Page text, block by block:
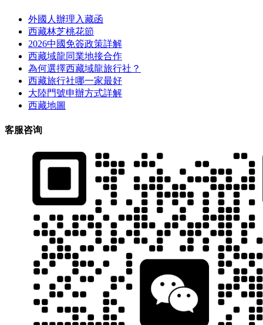
外國人辦理入藏函
西藏林芝桃花節
2026中國免簽政策詳解
西藏域龍同業地接合作
為何選擇西藏域龍旅行社？
西藏旅行社哪一家最好
大陸門號申辦方式詳解
西藏地圖
客服咨询